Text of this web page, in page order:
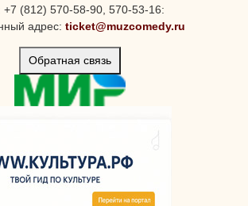
+7 (812) 570-58-90, 570-53-16:
адрес: ticket@muzcomedy.ru
Обратная связь